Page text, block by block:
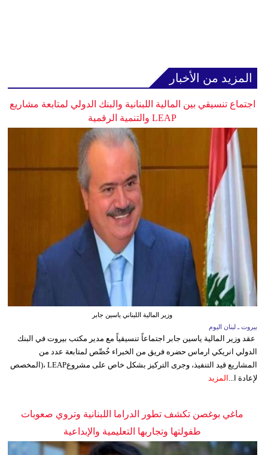
المزيد من الأخبار
اجتماع تنسيقي بين المالية اللبنانية والبنك الدولي لمتابعة مشاريع
LEAP والتنمية الرقمية
وزير المالية اللبناني ياسين جابر
بيروت ـ لبنان اليوم
عقد وزير المالية ياسين جابر اجتماعاً تنسيقياً مع مدير مكتب بيروت في البنك
الدولي انريكي ارماس حضره فريق من الخبراء خُصِّص لمتابعة عدد من
المشاريع قيد التنفيذ، وجرى التركيز بشكل خاص على مشروعLEAP ،(المخصص
لإعادة ا... المزيد
ماغي بوغصن تكشف تطور الدراما اللبنانية وتروي صعوبات
طفولتها وتجاربها التعليمية والإبداعية